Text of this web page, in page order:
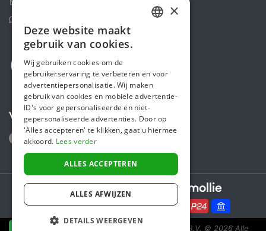
Volg ons
Secure payments powered by
Steunactie is een initiatief van Sponsor Europe B.V. © 2026 Alle
ENGLISH
×
Deze website maakt
gebruik van cookies.
Wij gebruiken cookies om de
gebruikerservaring te verbeteren en voor
advertentiepersonalisatie. Wij maken
gebruik van cookies en mobiele advertentie-
ID's voor gepersonaliseerde en niet-
gepersonaliseerde advertenties. Door op
'Alles accepteren' te klikken, gaat u hiermee
akkoord. Lees verder
ALLES ACCEPTEREN
ALLES AFWIJZEN
DETAILS WEERGEVEN